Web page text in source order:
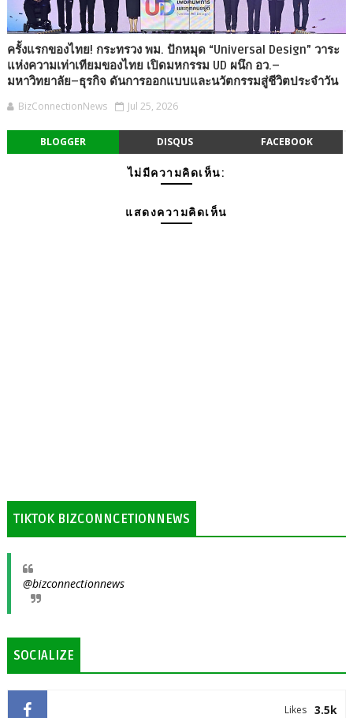
ครั้งแรกของไทย! กระทรวง พม. ปักหมุด “Universal Design” วาระ
แห่งความเท่าเทียมของไทย เปิดมหกรรม UD ผนึก อว.–
มหาวิทยาลัย–ธุรกิจ ดันการออกแบบและนวัตกรรมสู่ชีวิตประจำวัน
BizConnectionNews Jul 25, 2026
BLOGGER DISQUS FACEBOOK
ไม่มีความคิดเห็น:
แสดงความคิดเห็น
TIKTOK BIZCONNCETIONNEWS
@bizconnectionnews
SOCIALIZE
3.5k
Likes